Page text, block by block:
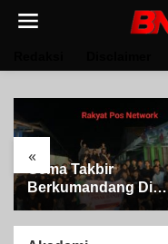
«
Gema Takbir
Berkumandang Di
Iringi Dengan
Obor Terangi Langit